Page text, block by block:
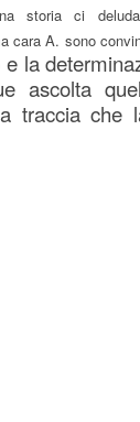
storia ci
cara A. sono
la
ascolta
traccia che